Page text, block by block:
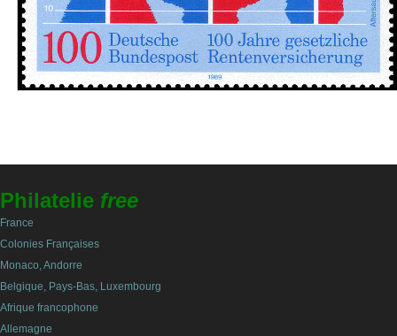
Philatelie free
France
Colonies Françaises
Monaco, Andorre
Belgique, Pays-Bas, Luxembourg
Afrique francophone
Allemagne